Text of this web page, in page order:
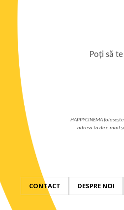
Poți să
HAPPYCINEMA
adresa ta de e-mail
CONTACT DESPRE NOI